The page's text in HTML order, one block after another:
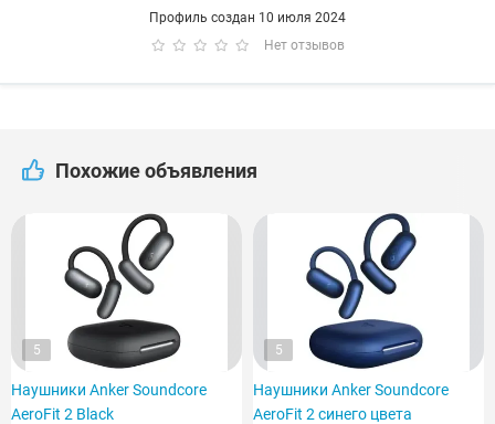
Профиль создан 10 июля 2024
Нет отзывов
Похожие объявления
5
Наушники Anker Soundcore
AeroFit 2 Black
5
Наушники Anker Soundcore
AeroFit 2 синего цвета